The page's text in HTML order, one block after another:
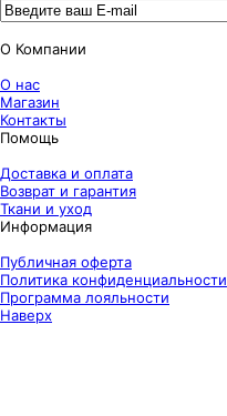
О Компании
О нас
Магазин
Контакты
Помощь
Доставка и оплата
Возврат и гарантия
Ткани и уход
Информация
Публичная оферта
Политика конфиденциальности
Программа лояльности
Наверх